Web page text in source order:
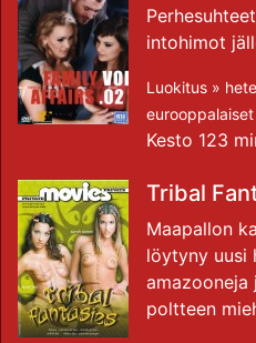
intohimot
Luokitus »
eurooppalaiset
Kesto 123
Tribal
Maapallon
löytyny uusi
poltteen